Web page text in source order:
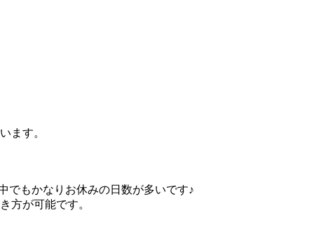
ます。
でもかなりお休みの日数が多いです♪
方が可能です。